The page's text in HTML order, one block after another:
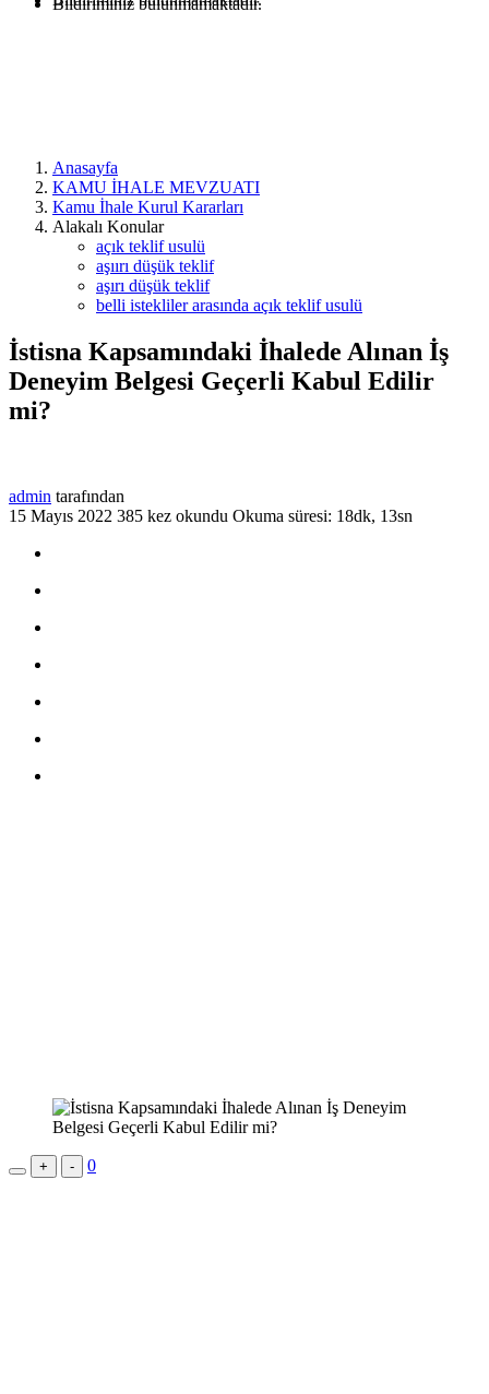
Bildiriminiz bulunmamaktadır.
Anasayfa
KAMU İHALE MEVZUATI
Kamu İhale Kurul Kararları
Alakalı Konular
açık teklif usulü
aşıırı düşük teklif
aşırı düşük teklif
belli istekliler arasında açık teklif usulü
İstisna Kapsamındaki İhalede Alınan İş
Deneyim Belgesi Geçerli Kabul Edilir
mi?
admin tarafından
15 Mayıs 2022 385 kez okundu Okuma süresi: 18dk, 13sn
+ - 0